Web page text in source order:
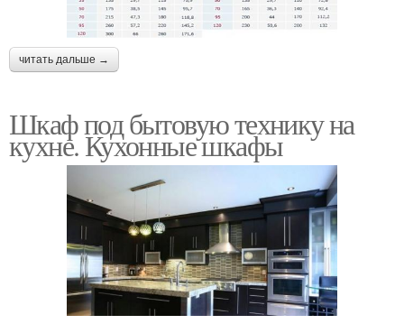
читать дальше →
Шкаф под бытовую технику на
кухне. Кухонные шкафы